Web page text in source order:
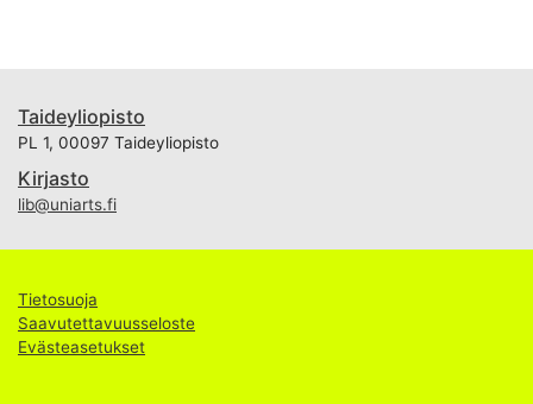
Taideyliopisto
PL 1, 00097 Taideyliopisto
Kirjasto
lib@uniarts.fi
Tietosuoja
Saavutettavuusseloste
Evästeasetukset